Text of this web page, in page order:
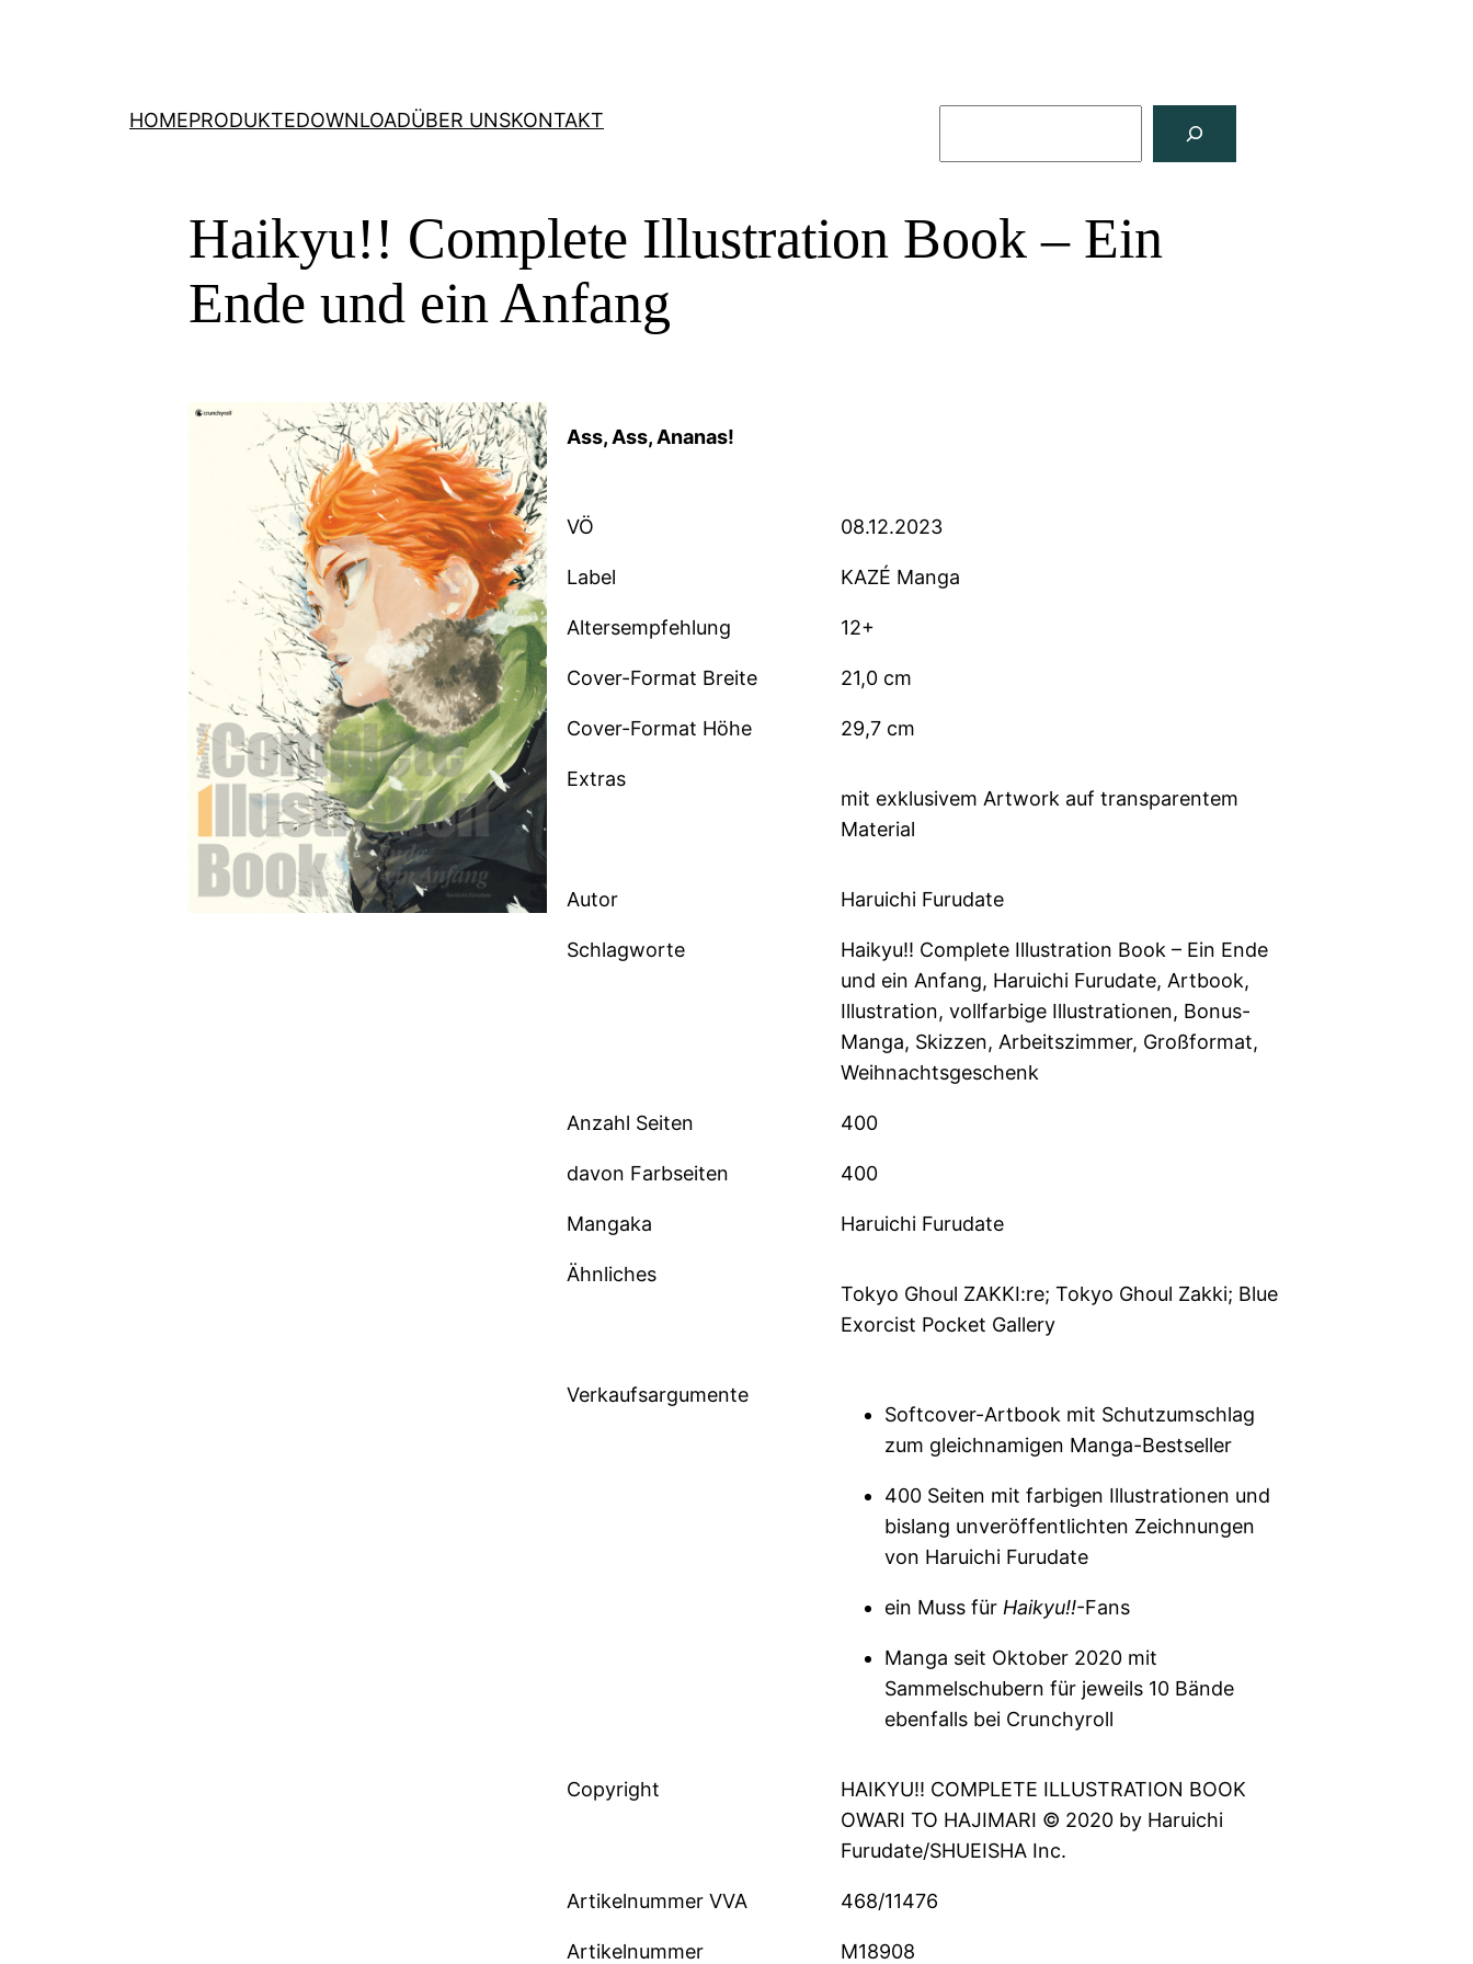
HOMEPRODUKTEDOWNLOADÜBER UNSKONTAKT
e
Haikyu!! Complete Illustration Book – Ein
Ende und ein Anfang
Ass, Ass, Ananas!
VÖ 08.12.2023
Label KAZÉ Manga
Altersempfehlung 12+
Cover-Format Breite 21,0 cm
Cover-Format Höhe 29,7 cm
Extras
mit exklusivem Artwork auf transparentem
Material
Autor Haruichi Furudate
Schlagworte
Haikyu!! Complete Illustration Book – Ein Ende
und ein Anfang, Haruichi Furudate, Artbook,
Illustration, vollfarbige Illustrationen, Bonus-
Manga, Skizzen, Arbeitszimmer, Großformat,
Weihnachtsgeschenk
Anzahl Seiten 400
davon Farbseiten 400
Mangaka Haruichi Furudate
Ähnliches
Tokyo Ghoul ZAKKI:re; Tokyo Ghoul Zakki; Blue
Exorcist Pocket Gallery
Verkaufsargumente
Softcover-Artbook mit Schutzumschlag
zum gleichnamigen Manga-Bestseller
400 Seiten mit farbigen Illustrationen und
bislang unveröffentlichten Zeichnungen
von Haruichi Furudate
ein Muss für Haikyu!!-Fans
Manga seit Oktober 2020 mit
Sammelschubern für jeweils 10 Bände
ebenfalls bei Crunchyroll
Copyright
HAIKYU!! COMPLETE ILLUSTRATION BOOK
OWARI TO HAJIMARI © 2020 by Haruichi
Furudate/SHUEISHA Inc.
Artikelnummer VVA 468/11476
Artikelnummer M18908